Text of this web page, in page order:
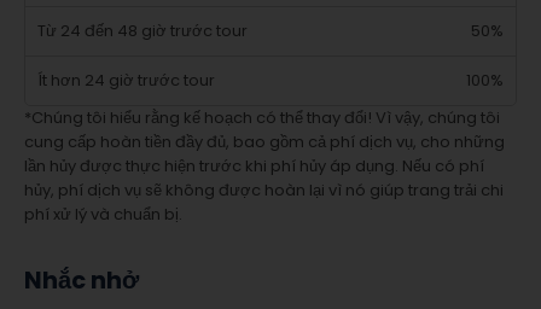
Từ 24 đến 48 giờ trước tour 50%
Ít hơn 24 giờ trước tour
100%
*Chúng tôi hiểu rằng kế hoạch có thể thay đổi! Vì vậy, chúng tôi
cung cấp hoàn tiền đầy đủ, bao gồm cả phí dịch vụ, cho những
lần hủy được thực hiện trước khi phí hủy áp dụng. Nếu có phí
hủy, phí dịch vụ sẽ không được hoàn lại vì nó giúp trang trải chi
phí xử lý và chuẩn bị.
Nhắc nhở